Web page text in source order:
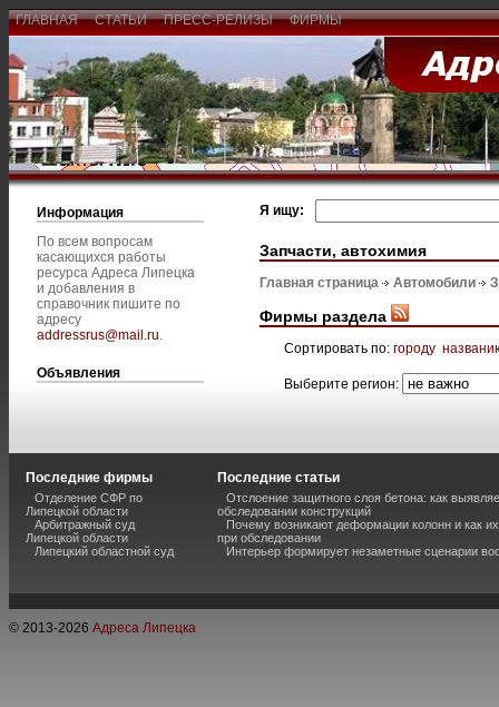
ГЛАВНАЯ СТАТЬИ ПРЕСС-РЕЛИЗЫ ФИРМЫ
Информация
По всем вопросам
касающихся работы
ресурса Адреса Липецка
и добавления в
справочник пишите по
адресу
addressrus@mail.ru.
Объявления
Я ищу:
Запчасти, автохимия
Главная страница Автомобили
Фирмы раздела
Сортировать по: городу
Выберите регион:
Последние фирмы
Отделение СФР по
Липецкой области
Арбитражный суд
Липецкой области
Липецкий областной суд
Последние статьи
Отслоение защитного слоя бетона: как
обследовании конструкций
Почему возникают деформации колонн и как
при обследовании
Интерьер формирует незаметные сценарии
© 2013-2026 Адреса Липецка